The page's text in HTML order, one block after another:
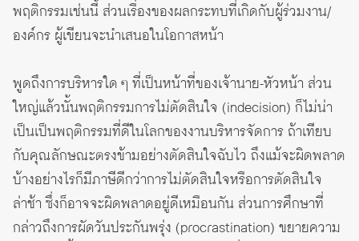
พฤติกรรมเช่นนี้ ส่วนเรื่องของผลกระทบที่เกิดกับผู้ร่วมงาน/
องค์กร ผู้เขียนจะนำเสนอในโอกาสหน้า
พูดถึงการบริหารใด ๆ ที่เป็นหน้าที่ของเจ้านาย-หัวหน้า ส่วน
ใหญ่แล้วนั้นพฤติกรรมการไม่ตัดสินใจ (indecision) ก็ไม่น่า
เป็นเป็นพฤติกรรมที่ดีในโลกของงานบริหารจัดการ ถ้าเทียบ
กับคุณลักษณะตรงข้ามอย่างตัดสินใจฉับไว ถึงแม้จะผิดพลาด
บ้างอย่างไรก็มีภาษีดีกว่าการไม่ตัดสินใจหรือการตัดสินใจ
ล่าช้า ซึ่งก็อาจจะผิดพลาดอยู่ดีเหมือนกัน ส่วนการศึกษาที่
กล่าวถึงการผัดวันประกันพรุ่ง (procrastination) ขยายความ